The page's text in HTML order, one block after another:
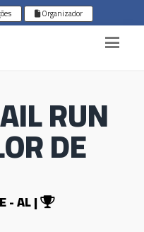
Organizador
RUN
DE
- AL |